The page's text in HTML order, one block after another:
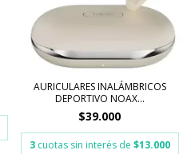
AURICULARES INALÁMBRICOS
DEPORTIVO NOAX...
$39.000
3 cuotas sin interés de $13.000